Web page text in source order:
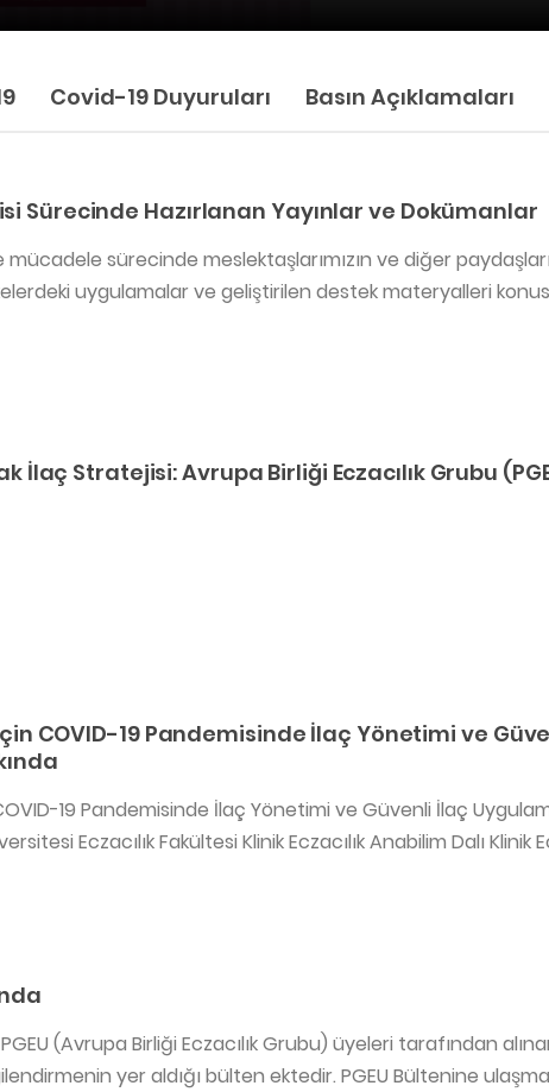
Covid-19 Duyuruları Basın Açıklamaları
Sürecinde Hazırlanan Yayınlar ve Dokümanlar
mücadele sürecinde meslektaşlarımızın ve diğer
uygulamalar ve geliştirilen destek materyalleri
İlaç Stratejisi: Avrupa Birliği Eczacılık Grubu
COVID-19 Pandemisinde İlaç Yönetimi ve
19 Pandemisinde İlaç Yönetimi ve Güvenli İlaç
Eczacılık Fakültesi Klinik Eczacılık Anabilim Dalı Klinik
(Avrupa Birliği Eczacılık Grubu) üyeleri tarafından
yer aldığı bülten ektedir. PGEU Bültenine